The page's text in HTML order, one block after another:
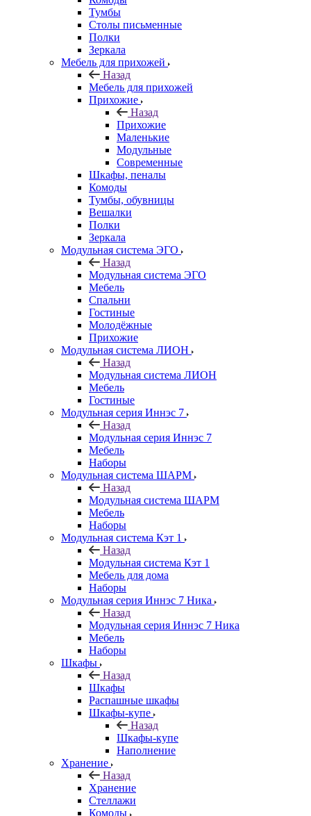
Тумбы
Столы письменные
Полки
Зеркала
Мебель для прихожей
Назад
Мебель для прихожей
Прихожие
Назад
Прихожие
Маленькие
Модульные
Современные
Шкафы, пеналы
Комоды
Тумбы, обувницы
Вешалки
Полки
Зеркала
Модульная система ЭГО
Назад
Модульная система ЭГО
Мебель
Спальни
Гостиные
Молодёжные
Прихожие
Модульная система ЛИОН
Назад
Модульная система ЛИОН
Мебель
Гостиные
Модульная серия Иннэс 7
Назад
Модульная серия Иннэс 7
Мебель
Наборы
Модульная система ШАРМ
Назад
Модульная система ШАРМ
Мебель
Наборы
Модульная система Кэт 1
Назад
Модульная система Кэт 1
Мебель для дома
Наборы
Модульная серия Иннэс 7 Ника
Назад
Модульная серия Иннэс 7 Ника
Мебель
Наборы
Шкафы
Назад
Шкафы
Распашные шкафы
Шкафы-купе
Назад
Шкафы-купе
Наполнение
Хранение
Назад
Хранение
Стеллажи
Комоды